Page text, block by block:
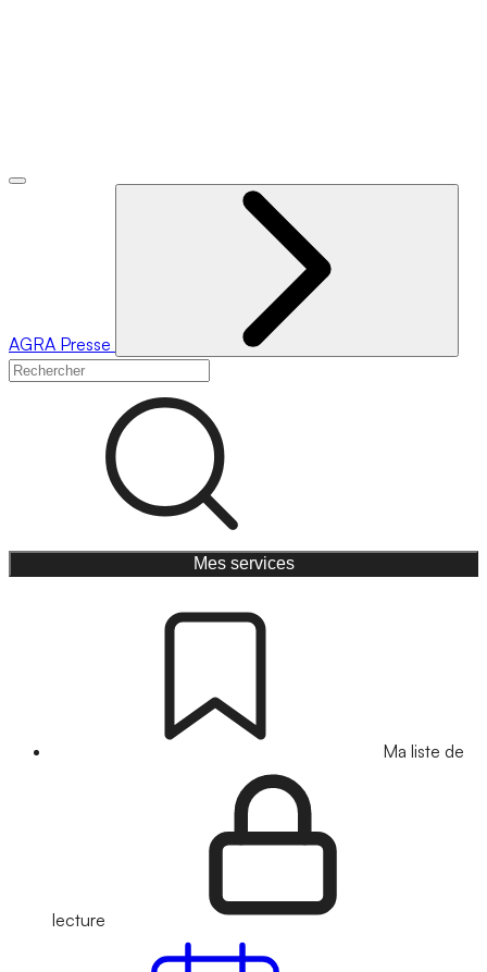
AGRA Presse
Mes services
Ma liste de
lecture